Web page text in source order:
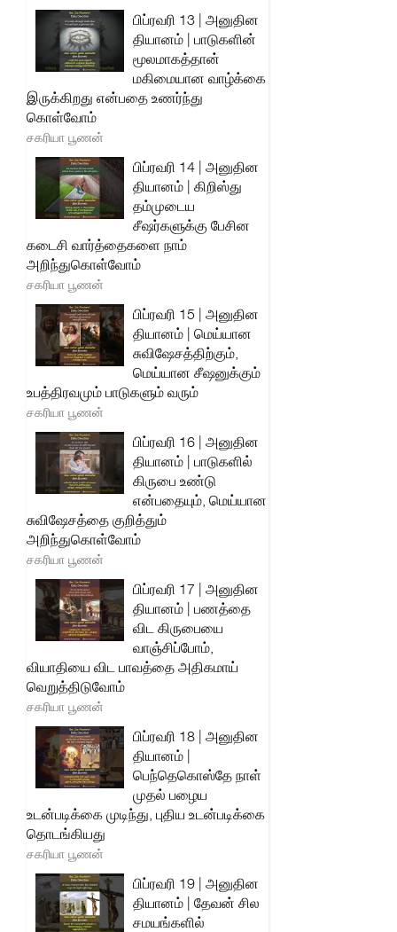
பிப்ரவரி 13 | அனுதின
தியானம் | பாடுகளின்
மூலமாகத்தான்
மகிமையான வாழ்க்கை
இருக்கிறது என்பதை உணர்ந்து
கொள்வோம்
சகரியா பூணன்
பிப்ரவரி 14 | அனுதின
தியானம் | கிறிஸ்து
தம்முடைய
சீஷர்களுக்கு பேசின
கடைசி வார்த்தைகளை நாம்
அறிந்துகொள்வோம்
சகரியா பூணன்
பிப்ரவரி 15 | அனுதின
தியானம் | மெய்யான
சுவிஷேசத்திற்கும்,
மெய்யான சீஷனுக்கும்
உபத்திரவமும் பாடுகளும் வரும்
சகரியா பூணன்
பிப்ரவரி 16 | அனுதின
தியானம் | பாடுகளில்
கிருபை உண்டு
என்பதையும், மெய்யான
சுவிஷேசத்தை குறித்தும்
அறிந்துகொள்வோம்
சகரியா பூணன்
பிப்ரவரி 17 | அனுதின
தியானம் | பணத்தை
விட கிருபையை
வாஞ்சிப்போம்,
வியாதியை விட பாவத்தை அதிகமாய்
வெறுத்திடுவோம்
சகரியா பூணன்
பிப்ரவரி 18 | அனுதின
தியானம் |
பெந்தெகொஸ்தே நாள்
முதல் பழைய
உடன்படிக்கை முடிந்து, புதிய உடன்படிக்கை
தொடங்கியது
சகரியா பூணன்
பிப்ரவரி 19 | அனுதின
தியானம் | தேவன் சில
சமயங்களில்